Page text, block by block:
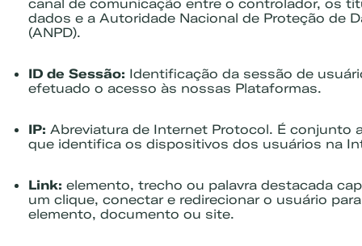
canal de comunicação entre o controlador, os
dados e a Autoridade Nacional de Proteção de
(ANPD).
ID de Sessão: Identificação da sessão de
efetuado o acesso às nossas Plataformas.
IP: Abreviatura de Internet Protocol. É conjunto
que identifica os dispositivos dos usuários na
Link: elemento, trecho ou palavra destacada
um clique, conectar e redirecionar o usuário
elemento, documento ou site.